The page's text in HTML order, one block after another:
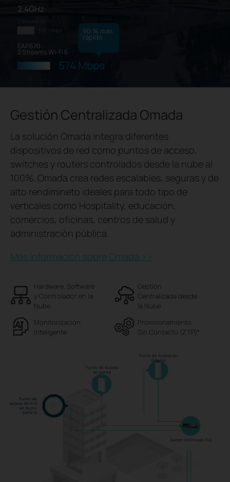
2,4GHz
EAP670:
2 Streams Wi-Fi 6
574 Mbps
90 % más
rápido
Gestión Centralizada Omada
La solución Omada integra diferentes
dispositivos de red como puntos de acceso,
switches y routers controlados desde la nube al
100%. Omada crea redes escalables, seguras y de
alto rendimineto ideales para todo tipo de
verticales como Hospitality, educación,
comercios, oficinas, centros de salud y
administración pública.
Más Información sobre Omada >>
Hardware, Software
y Controlador ​​en la
Nube
Gestión
Centralizada desde
la Nube
Monitorización
Inteligente
Provisionamiento
Sin Contacto (ZTP)*
Punto de
acceso Wi-Fi 6
en techo
EAP670
Punto de Acceso
en pared
Punto de Acceso en
Exterior
Switch JetStream PoE